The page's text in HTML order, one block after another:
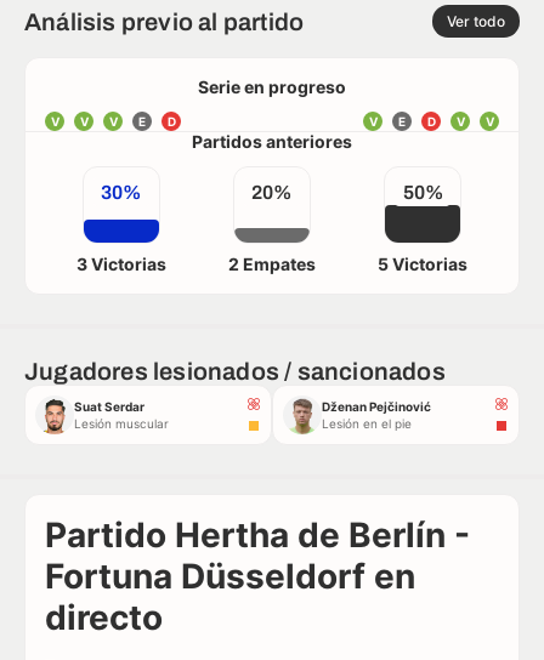
Análisis previo al partido Ver todo
Serie en progreso
V V V E D V
V
D
E
V
Partidos anteriores
30%
3 Victorias
20%
2 Empates
50%
5 Victorias
Jugadores lesionados / sancionados
Suat Serdar
Lesión muscular
Dženan Pejčinović
Lesión en el pie
Partido Hertha de Berlín -
Fortuna Düsseldorf en
directo